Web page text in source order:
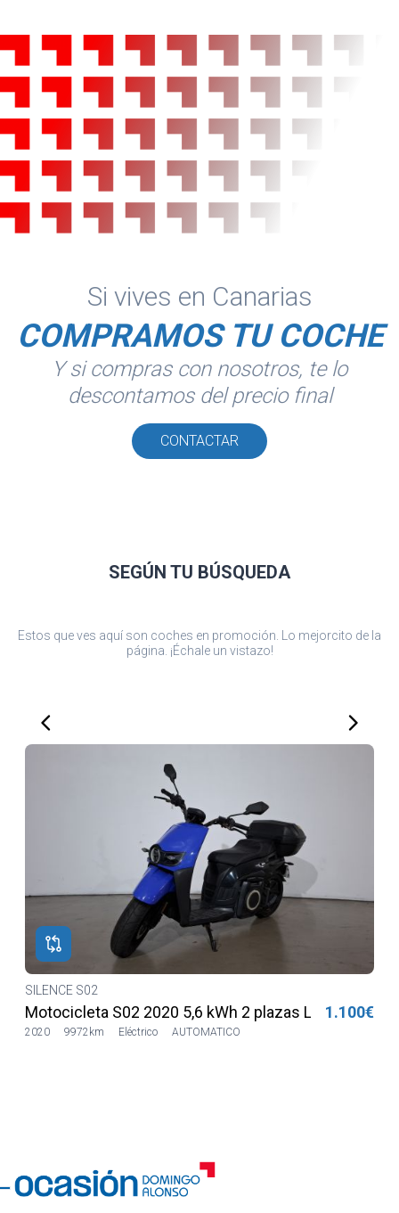
Si vives en Canarias
COMPRAMOS TU COCHE
Y si compras con nosotros, te lo
descontamos del precio final
CONTACTAR
SEGÚN TU BÚSQUEDA
Estos que ves aquí son coches en promoción. Lo mejorcito de la
página. ¡Échale un vistazo!
SILENCE S02
Motocicleta S02 2020 5,6 kWh 2 plazas Lilia LVSH
2020 9972km Eléctrico AUTOMATICO
1.100€